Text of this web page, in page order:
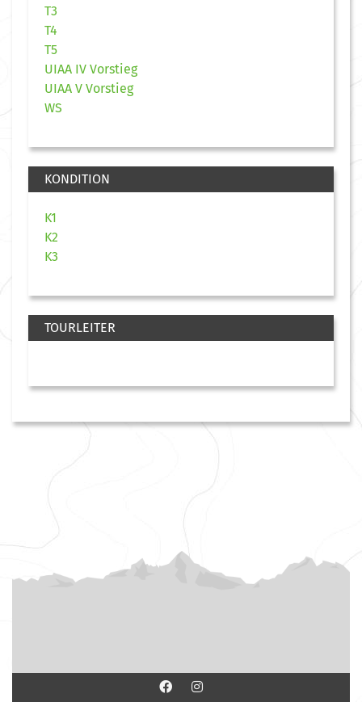
T3
T4
T5
UIAA IV Vorstieg
UIAA V Vorstieg
WS
KONDITION
K1
K2
K3
TOURLEITER